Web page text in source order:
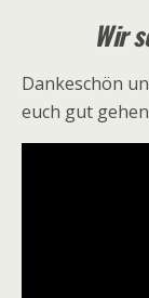
Wir
Dankeschön
euch gut